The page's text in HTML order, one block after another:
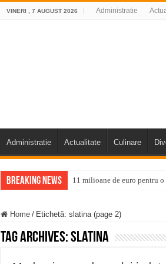
VINERI , 7 AUGUST 2026 Administratie
Administratie Actualitate Culinare
Breaking News 11 milioane de euro pentru
Întreruperi temporare ale
ANUNŢ OPRIRE ANUNŢ
Home / Etichetă: slatina(page 2)
Tag Archives:slatina